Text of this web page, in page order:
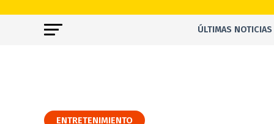
ÚLTIMAS NOTICIAS
ENTRETENIMIENTO